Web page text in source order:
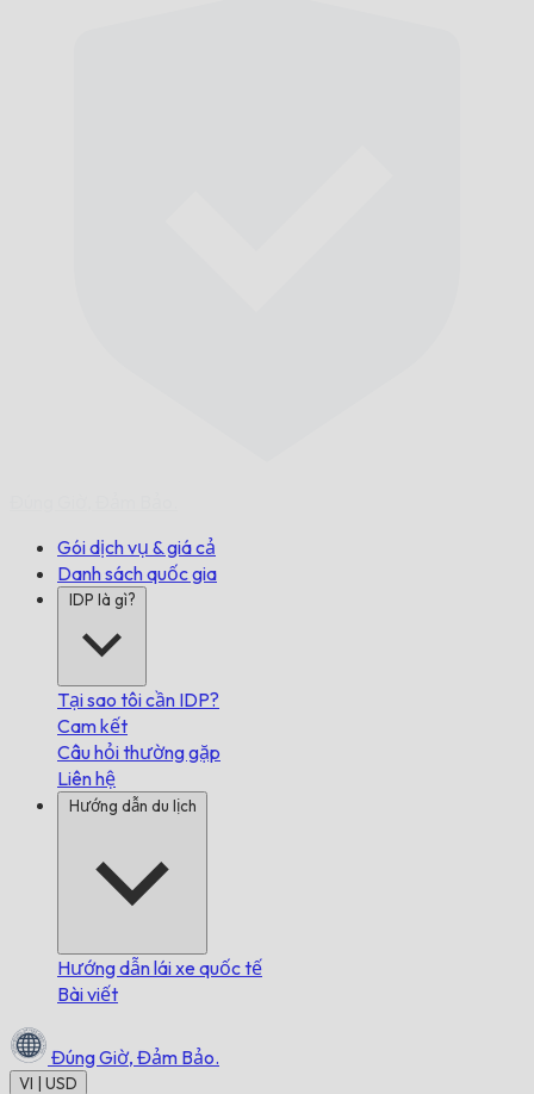
Gói dịch vụ & giá cả
Danh sách quốc gia
IDP là gì?
Tại sao tôi cần IDP?
Cam kết
Câu hỏi thường gặp
Liên hệ
Hướng dẫn du lịch
Hướng dẫn lái xe quốc tế
Bài viết
Đúng Giờ, Đảm Bảo.
VI | USD